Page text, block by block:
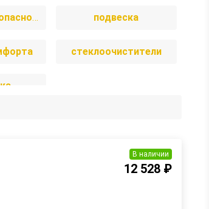
пассивная безопасность подвеска
стеклоочистители
В наличии
12 528 ₽